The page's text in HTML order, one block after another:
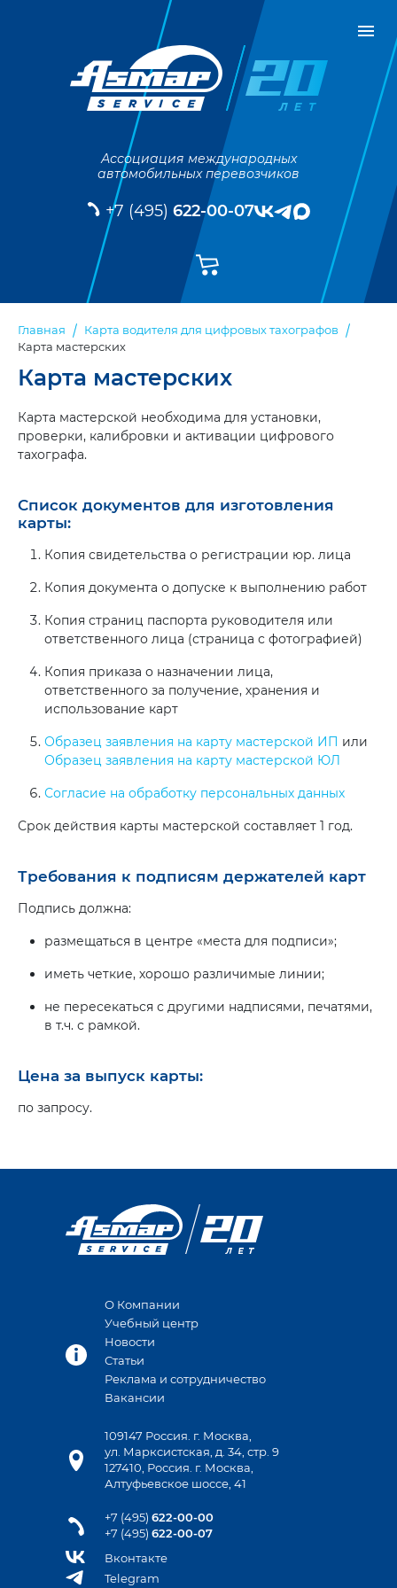
Ассоциация международных
автомобильных перевозчиков
+7 (495) 622-00-07
Главная
Карта водителя для цифровых тахографов
Карта мастерских
Карта мастерских
Карта мастерской необходима для установки,
проверки, калибровки и активации цифрового
тахографа.
Список документов для изготовления
карты:
Копия свидетельства о регистрации юр. лица
Копия документа о допуске к выполнению работ
Копия страниц паспорта руководителя или
ответственного лица (страница с фотографией)
Копия приказа о назначении лица,
ответственного за получение, хранения и
использование карт
Образец заявления на карту мастерской ИП или
Образец заявления на карту мастерской ЮЛ
Согласие на обработку персональных данных
Срок действия карты мастерской составляет 1 год.
Требования к подписям держателей карт
Подпись должна:
размещаться в центре «места для подписи»;
иметь четкие, хорошо различимые линии;
не пересекаться с другими надписями, печатями,
в т.ч. с рамкой.
Цена за выпуск карты:
по запросу.
О Компании
Учебный центр
Новости
Статьи
Реклама и сотрудничество
Вакансии
109147 Россия. г. Москва,
ул. Марксистская, д. 34, стр. 9
127410, Россия. г. Москва,
Алтуфьевское шоссе, 41
+7 (495) 622-00-00
+7 (495) 622-00-07
Вконтакте
Telegram